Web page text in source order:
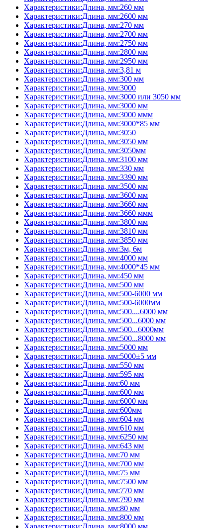
Характеристики:Длина, мм:260 мм
Характеристики:Длина, мм:2600 мм
Характеристики:Длина, мм:270 мм
Характеристики:Длина, мм:2700 мм
Характеристики:Длина, мм:2750 мм
Характеристики:Длина, мм:2800 мм
Характеристики:Длина, мм:2950 мм
Характеристики:Длина, мм:3,81 м
Характеристики:Длина, мм:300 мм
Характеристики:Длина, мм:3000
Характеристики:Длина, мм:3000 или 3050 мм
Характеристики:Длина, мм:3000 мм
Характеристики:Длина, мм:3000 ммм
Характеристики:Длина, мм:3000*85 мм
Характеристики:Длина, мм:3050
Характеристики:Длина, мм:3050 мм
Характеристики:Длина, мм:3050мм
Характеристики:Длина, мм:3100 мм
Характеристики:Длина, мм:330 мм
Характеристики:Длина, мм:3390 мм
Характеристики:Длина, мм:3500 мм
Характеристики:Длина, мм:3600 мм
Характеристики:Длина, мм:3660 мм
Характеристики:Длина, мм:3660 ммм
Характеристики:Длина, мм:3800 мм
Характеристики:Длина, мм:3810 мм
Характеристики:Длина, мм:3850 мм
Характеристики:Длина, мм:3м, 6м
Характеристики:Длина, мм:4000 мм
Характеристики:Длина, мм:4000*45 мм
Характеристики:Длина, мм:450 мм
Характеристики:Длина, мм:500 мм
Характеристики:Длина, мм:500-6000 мм
Характеристики:Длина, мм:500-6000мм
Характеристики:Длина, мм:500....6000 мм
Характеристики:Длина, мм:500...6000 мм
Характеристики:Длина, мм:500...6000мм
Характеристики:Длина, мм:500...8000 мм
Характеристики:Длина, мм:5000 мм
Характеристики:Длина, мм:5000±5 мм
Характеристики:Длина, мм:550 мм
Характеристики:Длина, мм:595 мм
Характеристики:Длина, мм:60 мм
Характеристики:Длина, мм:600 мм
Характеристики:Длина, мм:6000 мм
Характеристики:Длина, мм:600мм
Характеристики:Длина, мм:604 мм
Характеристики:Длина, мм:610 мм
Характеристики:Длина, мм:6250 мм
Характеристики:Длина, мм:643 мм
Характеристики:Длина, мм:70 мм
Характеристики:Длина, мм:700 мм
Характеристики:Длина, мм:75 мм
Характеристики:Длина, мм:7500 мм
Характеристики:Длина, мм:770 мм
Характеристики:Длина, мм:790 мм
Характеристики:Длина, мм:80 мм
Характеристики:Длина, мм:800 мм
Характеристики:Длина, мм:8000 мм